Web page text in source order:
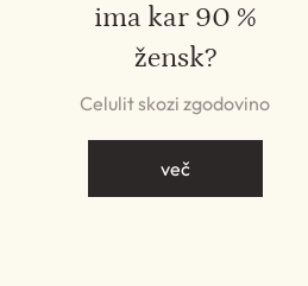
ima kar 90 %
žensk?
Celulit skozi zgodovino
več